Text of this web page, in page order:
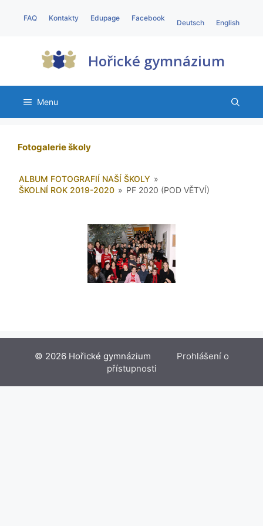
FAQ Kontakty Edupage Facebook
Deutsch English
Hořické gymnázium
Menu
Fotogalerie školy
ALBUM FOTOGRAFIÍ NAŠÍ ŠKOLY »
ŠKOLNÍ ROK 2019-2020 » PF 2020 (POD VĚTVÍ)
© 2026 Hořické gymnázium Prohlášení o
přístupnosti